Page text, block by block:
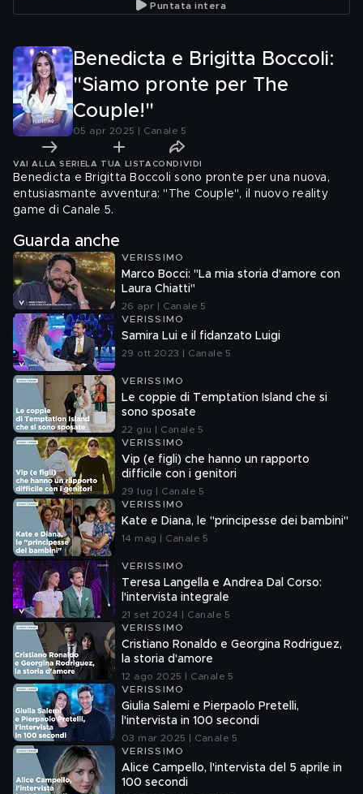
Puntata intera
Benedicta e Brigitta Boccoli:
"Siamo pronte per The
Couple!"
05 apr 2025 | Canale 5
VAI ALLA SERIE LA TUA LISTA CONDIVIDI
Benedicta e Brigitta Boccoli sono pronte per una nuova,
entusiasmante avventura: "The Couple", il nuovo reality
game di Canale 5.
Guarda anche
VERISSIMO
Marco Bocci: "La mia storia d'amore con
Laura Chiatti"
26 apr | Canale 5
VERISSIMO
Samira Lui e il fidanzato Luigi
29 ott 2023 | Canale 5
VERISSIMO
Le coppie di Temptation Island che si
sono sposate
22 giu | Canale 5
VERISSIMO
Vip (e figli) che hanno un rapporto
difficile con i genitori
29 lug | Canale 5
VERISSIMO
Kate e Diana, le "principesse dei bambini"
14 mag | Canale 5
VERISSIMO
Teresa Langella e Andrea Dal Corso:
l'intervista integrale
21 set 2024 | Canale 5
VERISSIMO
Cristiano Ronaldo e Georgina Rodriguez,
la storia d'amore
12 ago 2025 | Canale 5
VERISSIMO
Giulia Salemi e Pierpaolo Pretelli,
l'intervista in 100 secondi
03 mar 2025 | Canale 5
VERISSIMO
Alice Campello, l'intervista del 5 aprile in
100 secondi